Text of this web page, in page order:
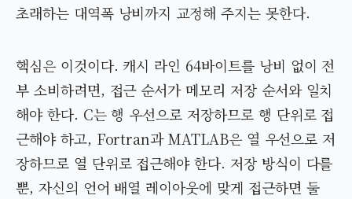
초래하는 대역폭 낭비까지 교정해 주지는 못한다.
핵심은 이것이다. 캐시 라인 64바이트를 낭비 없이 전
부 소비하려면, 접근 순서가 메모리 저장 순서와 일치
해야 한다. C는 행 우선으로 저장하므로 행 단위로 접
근해야 하고, Fortran과 MATLAB은 열 우선으로 저
장하므로 열 단위로 접근해야 한다. 저장 방식이 다를
뿐, 자신의 언어 배열 레이아웃에 맞게 접근하면 둘